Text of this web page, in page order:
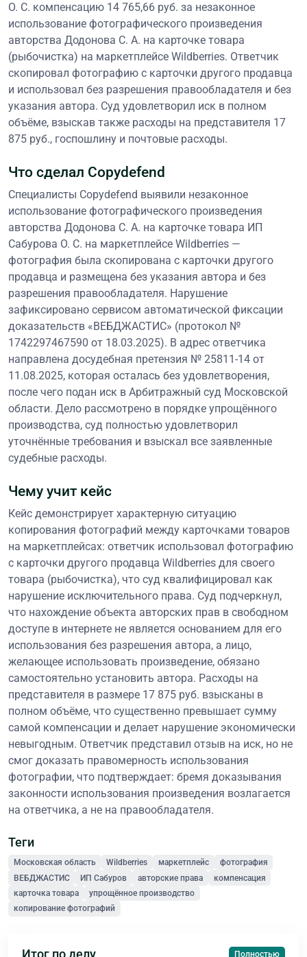
О. С. компенсацию 14 765,66 руб. за незаконное
использование фотографического произведения
авторства Додонова С. А. на карточке товара
(рыбочистка) на маркетплейсе Wildberries. Ответчик
скопировал фотографию с карточки другого продавца
и использовал без разрешения правообладателя и без
указания автора. Суд удовлетворил иск в полном
объёме, взыскав также расходы на представителя 17
875 руб., госпошлину и почтовые расходы.
Что сделал Copydefend
Специалисты Copydefend выявили незаконное
использование фотографического произведения
авторства Додонова С. А. на карточке товара ИП
Сабурова О. С. на маркетплейсе Wildberries —
фотография была скопирована с карточки другого
продавца и размещена без указания автора и без
разрешения правообладателя. Нарушение
зафиксировано сервисом автоматической фиксации
доказательств «ВЕБДЖАСТИС» (протокол №
1742297467590 от 18.03.2025). В адрес ответчика
направлена досудебная претензия № 25811-14 от
11.08.2025, которая осталась без удовлетворения,
после чего подан иск в Арбитражный суд Московской
области. Дело рассмотрено в порядке упрощённого
производства, суд полностью удовлетворил
уточнённые требования и взыскал все заявленные
судебные расходы.
Чему учит кейс
Кейс демонстрирует характерную ситуацию
копирования фотографий между карточками товаров
на маркетплейсах: ответчик использовал фотографию
с карточки другого продавца Wildberries для своего
товара (рыбочистка), что суд квалифицировал как
нарушение исключительного права. Суд подчеркнул,
что нахождение объекта авторских прав в свободном
доступе в интернете не является основанием для его
использования без разрешения автора, а лицо,
желающее использовать произведение, обязано
самостоятельно установить автора. Расходы на
представителя в размере 17 875 руб. взысканы в
полном объёме, что существенно превышает сумму
самой компенсации и делает нарушение экономически
невыгодным. Ответчик представил отзыв на иск, но не
смог доказать правомерность использования
фотографии, что подтверждает: бремя доказывания
законности использования произведения возлагается
на ответчика, а не на правообладателя.
Теги
Московская область Wildberries маркетплейс
фотография
ВЕБДЖАСТИС
ИП Сабуров авторские права
компенсация
карточка товара
упрощённое производство
копирование фотографий
Итог по делу Полностью